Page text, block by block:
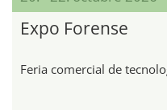
Expo Forense
Feria comercial de